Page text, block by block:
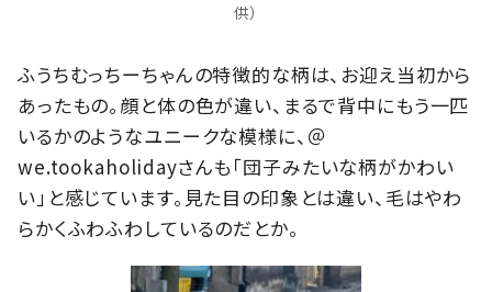
供）
ふうちむっちーちゃんの特徴的な柄は、お迎え当初から
あったもの。顔と体の色が違い、まるで背中にもう一匹
いるかのようなユニークな模様に、＠
we.tookaholidayさんも「団子みたいな柄がかわい
い」と感じています。見た目の印象とは違い、毛はやわ
らかくふわふわしているのだとか。